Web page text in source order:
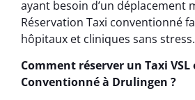
ayant besoin d’un déplacement
Réservation Taxi conventionné
hôpitaux et cliniques sans stress.
Comment réserver un Taxi VSL
Conventionné à Drulingen ?